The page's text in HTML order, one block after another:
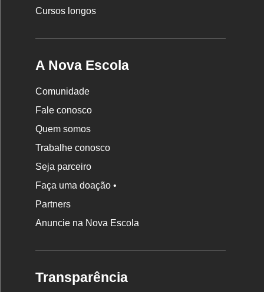
Cursos longos
A Nova Escola
Comunidade
Fale conosco
Quem somos
Trabalhe conosco
Seja parceiro
Faça uma doação •
Partners
Anuncie na Nova Escola
Transparência